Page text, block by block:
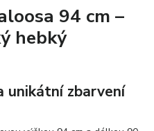
94 cm –
hebký
unikátní zbarvení